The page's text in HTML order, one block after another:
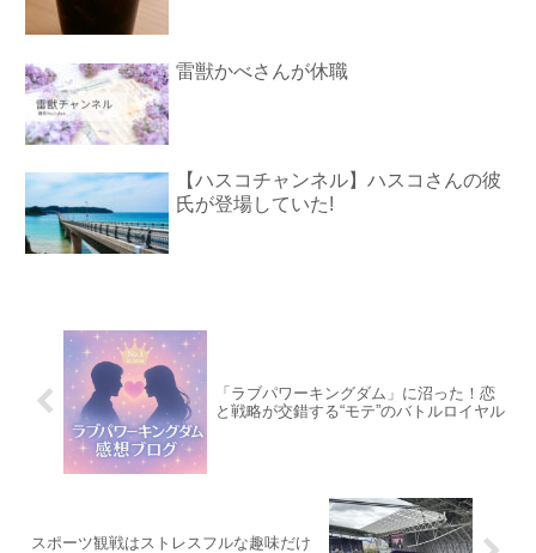
雷獣かべさんが休職
【ハスコチャンネル】ハスコさんの彼
氏が登場していた!
「ラブパワーキングダム」に沼った！恋
と戦略が交錯する“モテ”のバトルロイヤル
スポーツ観戦はストレスフルな趣味だけ